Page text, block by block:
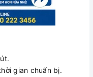
gian chuẩn bị.